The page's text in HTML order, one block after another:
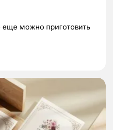
еще можно приготовить